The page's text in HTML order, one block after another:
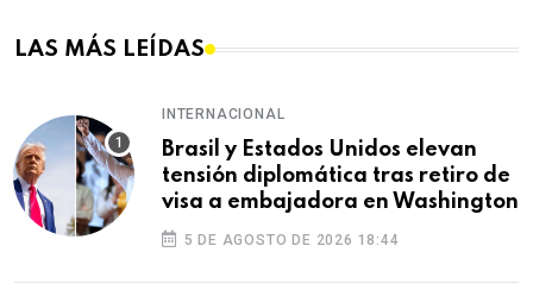
LAS MÁS LEÍDAS
INTERNACIONAL
Brasil y Estados Unidos elevan
tensión diplomática tras retiro de
visa a embajadora en Washington
5 DE AGOSTO DE 2026 18:44